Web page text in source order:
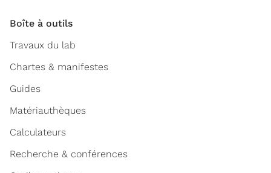
Boîte à outils
Travaux du lab
Chartes & manifestes
Guides
Matériauthèques
Calculateurs
Recherche & conférences